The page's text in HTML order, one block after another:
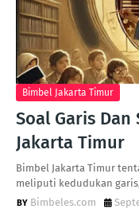
Bimbel Jakarta Timur
Soal Garis
Jakarta Timur
Bimbel Jakarta Timur
meliputi kedudukan
Bimbeles.com